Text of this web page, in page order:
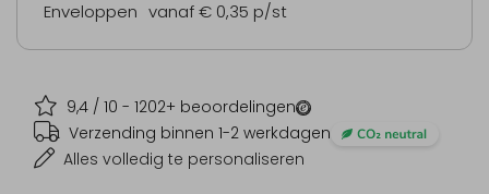
9,4 / 10 - 1202+ beoordelingen
Verzending binnen 1-2 werkdagen
Alles volledig te personaliseren
Enveloppen vanaf € 0,35 p/st